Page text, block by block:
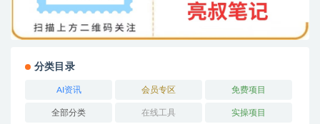
分类目录
AI资讯 会员专区 免费项目
全部分类 在线工具 实操项目